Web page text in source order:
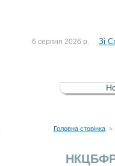
До
6 серпня 2026 р. Зі
5 серпня 2026 р. Зі
4 серпня 2026 р. До
Головна сторінка >
НКЦБФР